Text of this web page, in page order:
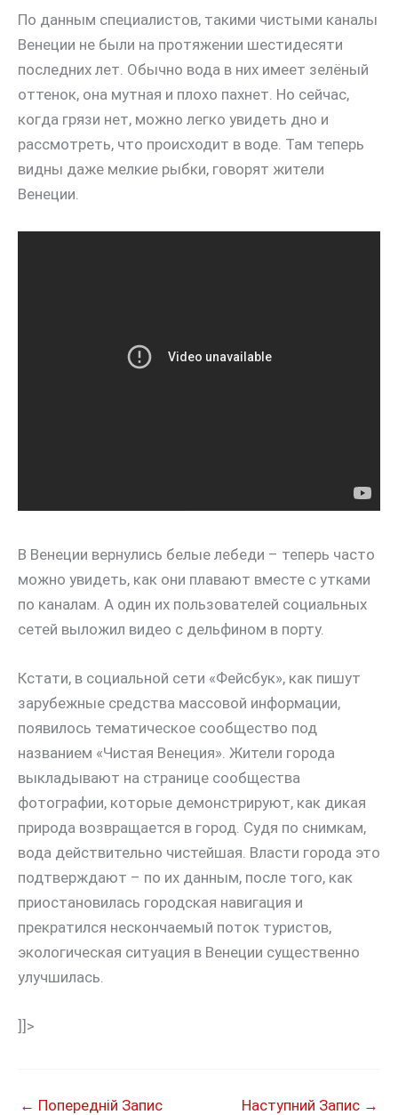
По данным специалистов, такими чистыми каналы
Венеции не были на протяжении шестидесяти
последних лет. Обычно вода в них имеет зелёный
оттенок, она мутная и плохо пахнет. Но сейчас,
когда грязи нет, можно легко увидеть дно и
рассмотреть, что происходит в воде. Там теперь
видны даже мелкие рыбки, говорят жители
Венеции.
В Венеции вернулись белые лебеди – теперь часто
можно увидеть, как они плавают вместе с утками
по каналам. А один их пользователей социальных
сетей выложил видео с дельфином в порту.
Кстати, в социальной сети «Фейсбук», как пишут
зарубежные средства массовой информации,
появилось тематическое сообщество под
названием «Чистая Венеция». Жители города
выкладывают на странице сообщества
фотографии, которые демонстрируют, как дикая
природа возвращается в город. Судя по снимкам,
вода действительно чистейшая. Власти города это
подтверждают – по их данным, после того, как
приостановилась городская навигация и
прекратился нескончаемый поток туристов,
экологическая ситуация в Венеции существенно
улучшилась.
]]>
← Попередній Запис Наступний Запис →